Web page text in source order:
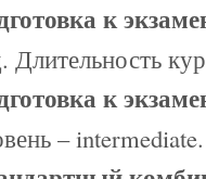
к
Длительность
к
–